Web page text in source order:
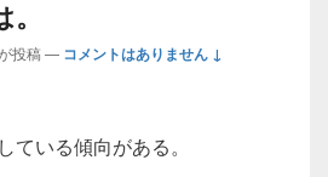
投稿 — コメントはありません ↓
ている傾向がある。